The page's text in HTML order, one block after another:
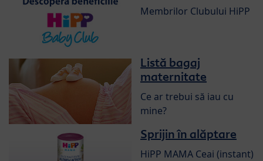
Membrilor Clubului HiPP
Listă bagaj
maternitate
Ce ar trebui să iau cu
mine?
Sprijin în alăptare
HiPP MAMA Ceai (instant)